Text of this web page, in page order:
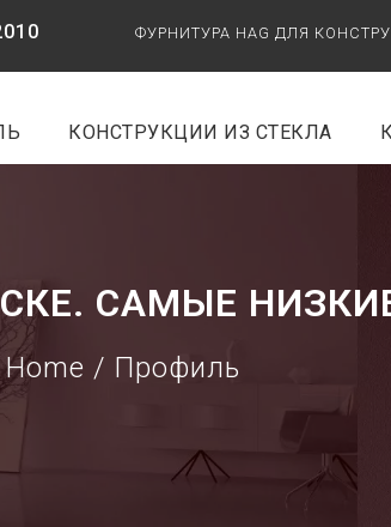
ФУРНИТУРА HAG ДЛЯ
КОНСТРУКЦИИ ИЗ СТЕКЛА
САМЫЕ
Home / Профиль